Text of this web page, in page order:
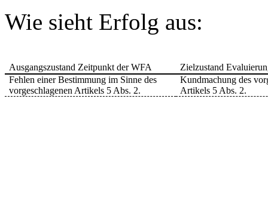
Wie sieht Erfolg aus:
Ausgangszustand Zeitpunkt der WFA
Zielzustand
Fehlen einer Bestimmung im Sinne des
vorgeschlagenen Artikels 5 Abs. 2.
Kundmachung des
Artikels 5 Abs. 2.